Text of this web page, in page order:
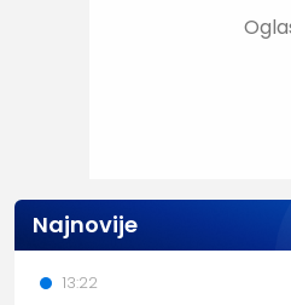
Najnovije
13:22